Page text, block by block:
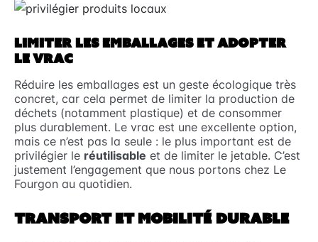
LIMITER LES EMBALLAGES ET ADOPTER
LE VRAC
Réduire les emballages est un geste écologique très
concret, car cela permet de limiter la production de
déchets (notamment plastique) et de consommer
plus durablement. Le vrac est une excellente option,
mais ce n’est pas la seule : le plus important est de
privilégier le réutilisable et de limiter le jetable. C’est
justement l’engagement que nous portons chez Le
Fourgon au quotidien.
TRANSPORT ET MOBILITÉ DURABLE